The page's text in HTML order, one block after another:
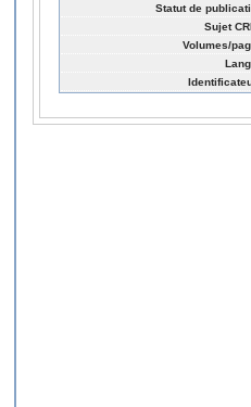
Statut de
Sujet
Volumes/